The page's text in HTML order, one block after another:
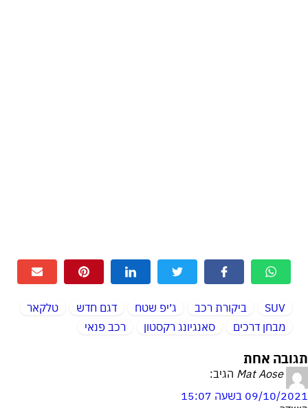
SUV ביקורת רכב ג׳יפ שטח דגם חדש
טלקאר
מבחן דרכים
סאנגיונג רקסטון רכב פנאי
תגובה אחת
Mat Aose הגיב:
09/10/2021 בשעה 15:07